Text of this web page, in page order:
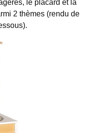
le placard et la
2 thèmes (rendu de